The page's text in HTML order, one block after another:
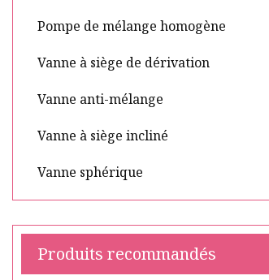
Pompe de mélange homogène
Vanne à siège de dérivation
Vanne anti-mélange
Vanne à siège incliné
Vanne sphérique
Produits recommandés